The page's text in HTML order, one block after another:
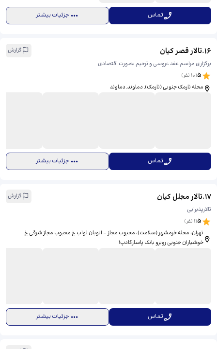
تماس جزئیات بیشتر
16
.تالار قصر کیان
گزارش
برگزاری مراسم عقد عروسی و ترحیم بصورت اقتصادی
5
(
10 نفر)
محله نارمک جنوبی (نارمک), دماوند, دماوند
تماس جزئیات بیشتر
17
.تالار مجلل کیان
گزارش
تالارپذیرایی
5
(
1 نفر)
تهران، محله خرمشهر (سلامت)، محبوب مجاز - اتوبان نواب خ محبوب مجاز شرقی خ
خوشیاران جنوبی روبرو بانک پاسارگادپ۱
تماس جزئیات بیشتر